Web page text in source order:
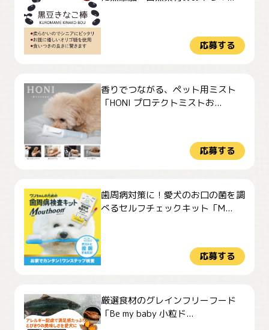
応募する
香りでつながる、ペット用ミスト
「HONI プロテクトミストお...
応募する
歯周病対策に！愛犬のお口の菌を調
べるセルフチェックキット「M...
応募する
厳選食材のグレインフリーフード
「Be my baby 小粒ド...